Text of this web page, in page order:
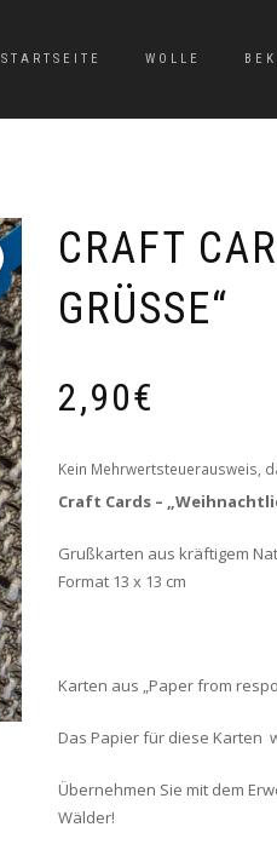
STARTSEITE WOLLE
CRAFT
GRÜSSE“
2,90€
Kein Mehrwertsteuerausweis,
Craft Cards –
Grußkarten aus kräftigem
Format 13 x 13 cm
Karten aus „Paper from
Das Papier für diese Karten
Übernehmen Sie mit dem
Wälder!